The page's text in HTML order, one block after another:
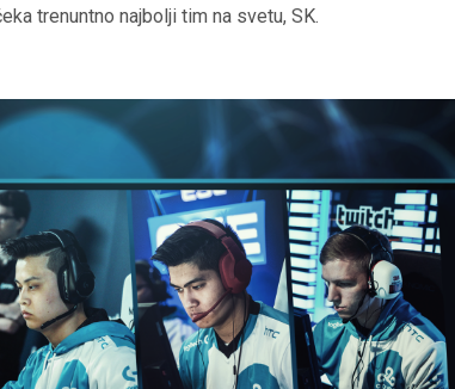
trenuntno najbolji tim na svetu, SK.